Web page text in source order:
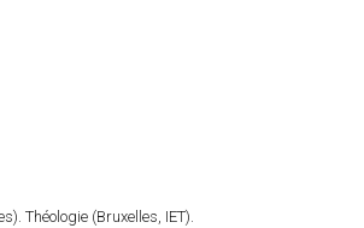
Théologie (Bruxelles, IET).